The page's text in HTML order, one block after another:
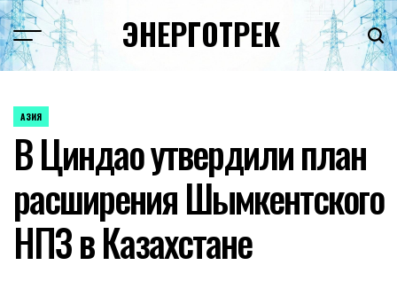
Перейти
к
содержимому
ЭНЕРГОТРЕК
ОПУБЛИКОВАНО
АЗИЯ
В Циндао утвердили план
расширения Шымкентского
НПЗ в Казахстане